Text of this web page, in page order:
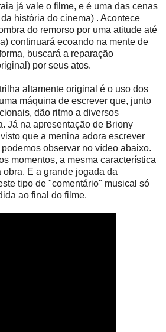
já vale o filme, e é uma das cenas
história do cinema) . Acontece
do remorso por uma atitude até
continuará ecoando na mente de
buscará a reparação
por seus atos.
altamente original é o uso dos
máquina de escrever que, junto
dão ritmo a diversos
Já na apresentação de Briony
que a menina adora escrever
observar no vídeo abaixo.
momentos, a mesma característica
E a grande jogada da
tipo de "comentário" musical só
ao final do filme.